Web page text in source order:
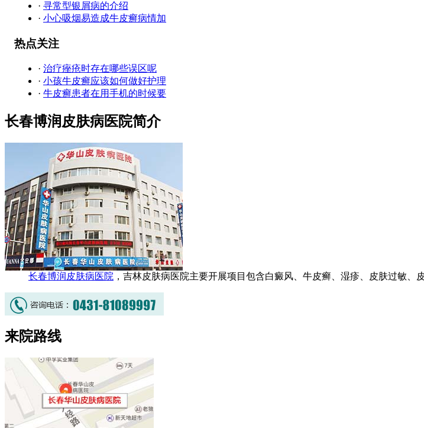
· 寻常型银屑病的介绍
· 小心吸烟易造成牛皮癣病情加
热点关注
· 治疗痤疮时存在哪些误区呢
· 小孩牛皮癣应该如何做好护理
· 牛皮癣患者在用手机的时候要
长春博润皮肤病医院简介
长春博润皮肤病医院 ，吉林皮肤病医院主要开展项目包含白癜风、牛皮癣、湿疹、皮肤过敏
来院路线